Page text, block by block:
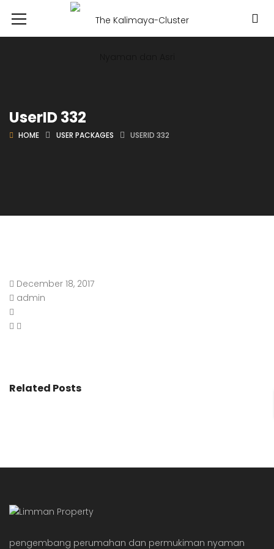
UserID 332
HOME USER PACKAGES USERID 332
December 18, 2017
admin
Related Posts
pengembang perumahan dan permukiman nyaman